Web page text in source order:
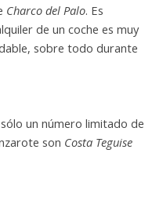
Charco del Palo. Es
de un coche es muy
sobre todo durante
un número limitado de
son Costa Teguise